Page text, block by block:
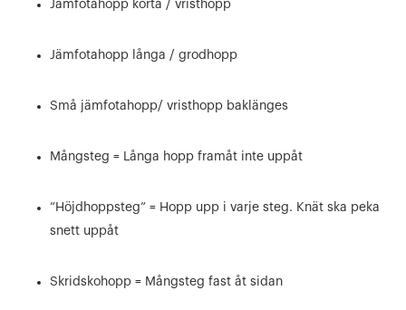
Jämfotahopp korta / vristhopp
Jämfotahopp långa / grodhopp
Små jämfotahopp/ vristhopp baklänges
Mångsteg = Långa hopp framåt inte uppåt
”Höjdhoppsteg” = Hopp upp i varje steg. Knät ska peka
snett uppåt
Skridskohopp = Mångsteg fast åt sidan